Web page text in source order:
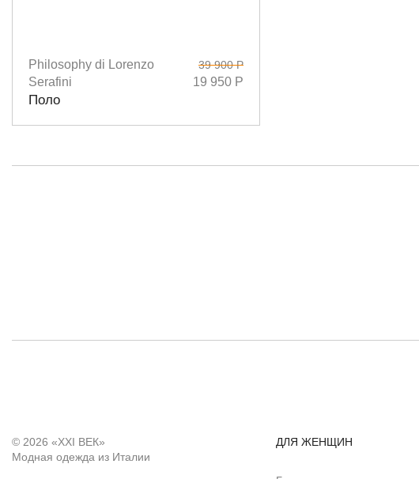
Размеры
Philosophy di Lorenzo
Serafini
Поло
39 900 Р
19 950 Р
© 2026 «XXI ВЕК»
Модная одежда из Италии
ДЛЯ ЖЕНЩИН